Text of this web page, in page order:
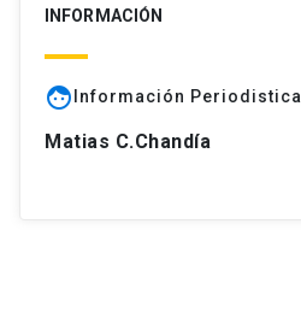
INFORMACIÓN
face Información Periodistica
Matias C.Chandía